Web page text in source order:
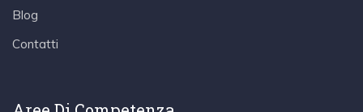
Blog
Contatti